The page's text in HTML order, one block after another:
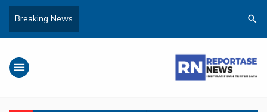
Breaking News search
menu